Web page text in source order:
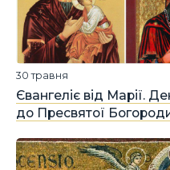
Євангеліє від Марії.
до Пресвятої
30 травня